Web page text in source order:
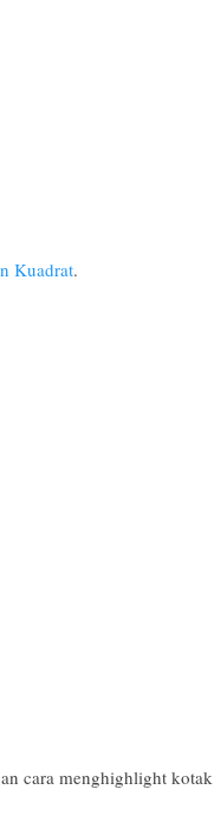
Kuadrat.
cara menghighlight